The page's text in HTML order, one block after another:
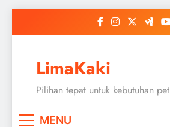
LimaKaki
Pilihan tepat untuk kebutuhan
MENU